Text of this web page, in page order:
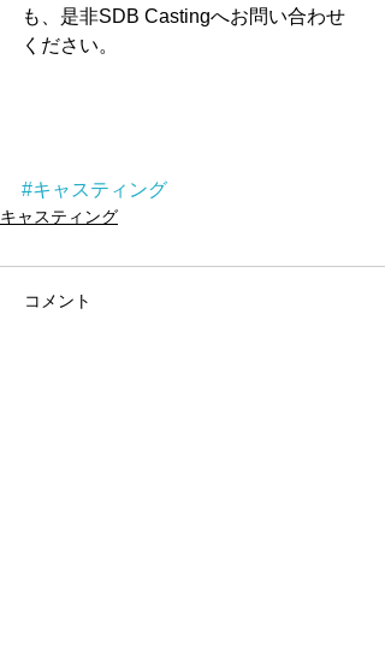
も、是非SDB Castingへお問い合わせ
ください。
#キャスティング
キャスティング
コメント